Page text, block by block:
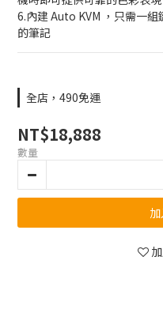
6.內建 Auto KVM ，只需一
的筆記
全店，490免運
NT$18,888
數量